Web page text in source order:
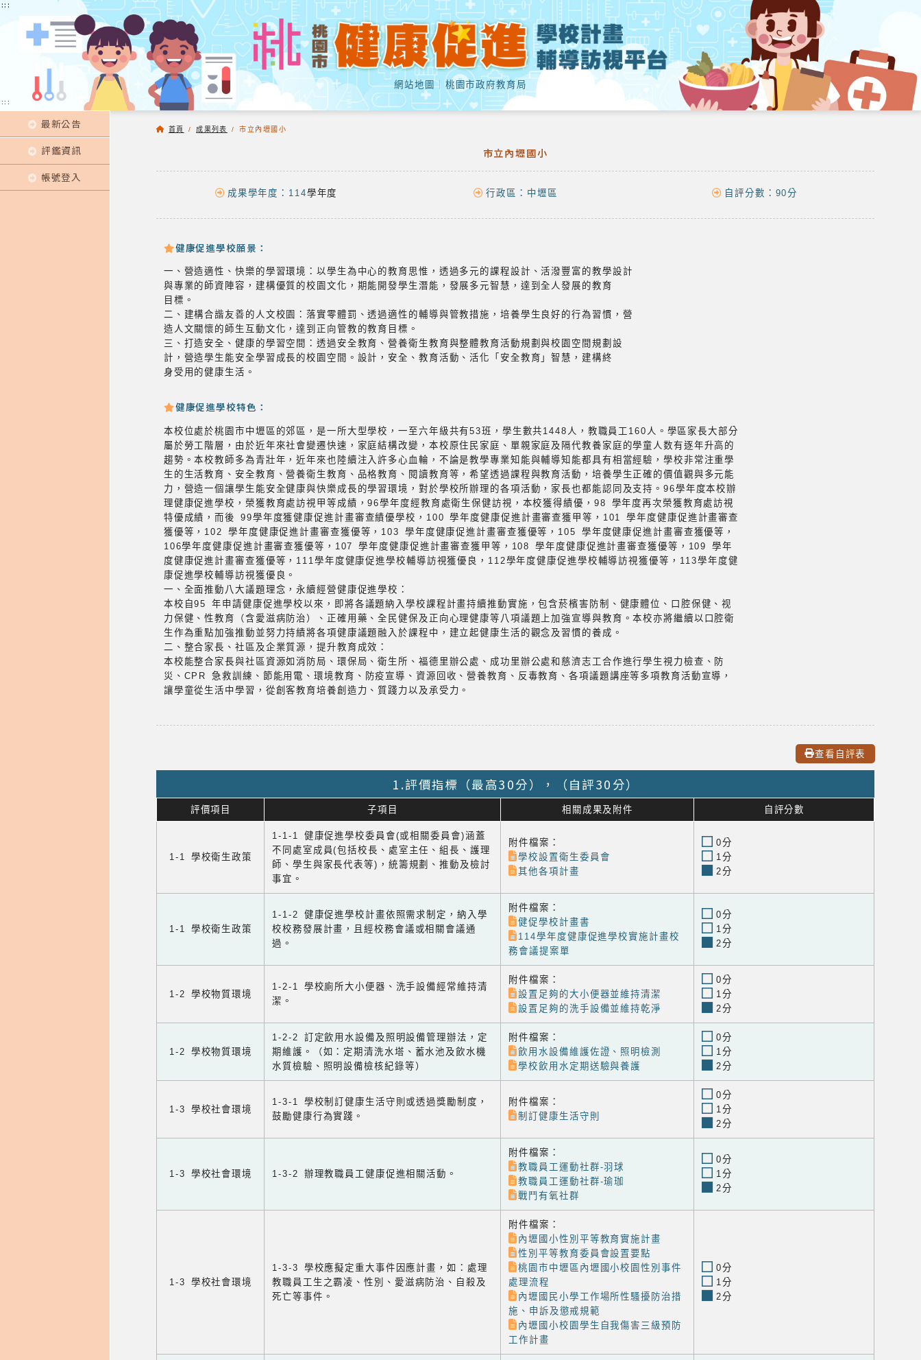
:::
網站地圖｜ 桃園市政府教育局
:::
最新公告
評鑑資訊
帳號登入
首頁 /成果列表 / 市立內壢國小
市立內壢國小
成果學年度：114學年度 行政區： 中壢區 自評分數： 90分
健康促進學校願景：
一、營造適性、快樂的學習環境：以學生為中心的教育思惟，透過多元的課程設計、活潑豐富的教學設計
與專業的師資陣容，建構優質的校園文化，期能開發學生潛能，發展多元智慧，達到全人發展的教育
目標。
二、建構合諧友善的人文校園：落實零體罰、透過適性的輔導與管教措施，培養學生良好的行為習慣，營
造人文關懷的師生互動文化，達到正向管教的教育目標。
三、打造安全、健康的學習空間：透過安全教育、營養衛生教育與整體教育活動規劃與校園空間規劃設
計，營造學生能安全學習成長的校園空間。設計，安全、教育活動、活化「安全教育」智慧，建構終
身受用的健康生活。
健康促進學校特色：
本校位處於桃園市中壢區的郊區，是一所大型學校，一至六年級共有53班，學生數共1448人，教職員工160人。學區家長大部分
屬於勞工階層，由於近年來社會變遷快速，家庭結構改變，本校原住民家庭、單親家庭及隔代教養家庭的學童人数有逐年升高的
趨勢。本校教師多為青壯年，近年來也陸續注入許多心血輪，不論是教學專業知能與輔導知能都具有相當經驗，學校非常注重學
生的生活教育、安全教育、營養衛生教育、品格教育、閱讀教育等，希望透過課程與教育活動，培養學生正確的價值觀與多元能
力，營造一個讓學生能安全健康與快樂成長的學習環境，對於學校所辦理的各項活動，家長也都能認同及支持。96學年度本校辦
理健康促進學校，榮獲教育處訪視甲等成績，96學年度經教育處衛生保健訪視，本校獲得績優，98 學年度再次榮獲教育處訪視
特優成績，而後 99學年度獲健康促進計畫審查績優學校，100 學年度健康促進計畫審查獲甲等，101 學年度健康促進計畫審查
獲優等，102 學年度健康促進計畫審查獲優等，103 學年度健康促進計畫審查獲優等，105 學年度健康促進計畫審查獲優等，
106學年度健康促進計畫審查獲優等，107 學年度健康促進計畫審查獲甲等，108 學年度健康促進計畫審查獲優等，109 學年
度健康促進計畫審查獲優等，111學年度健康促進學校輔導訪視獲優良，112學年度健康促進學校輔導訪視獲優等，113學年度健
康促進學校輔導訪視獲優良。
一、全面推動八大議題理念，永續經營健康促進學校：
本校自95 年申請健康促進學校以來，即將各議題納入學校課程計畫持續推動實施，包含菸檳害防制、健康體位、口腔保健、视
力保健、性教育（含愛滋病防治）、正確用藥、全民健保及正向心理健康等八項議題上加強宣導與教育。本校亦將繼續以口腔衛
生作為重點加強推動並努力持績將各項健康議題融入於課程中，建立起健康生活的觀念及習慣的養成。
二、整合家長、社區及企業質源，提升教育成效：
本校能整合家長與社區資源如消防局、環保局、衛生所、福德里辦公處、成功里辦公處和慈濟志工合作進行學生視力檢查、防
災、CPR 急救訓練、節能用電、環境教育、防疫宣導、資源回收、營養教育、反毒教育、各項議題講座等多項教育活動宣導，
讓學童從生活中學習，從創客教育培養創造力、質踐力以及承受力。
查看自評表
1.評價指標（最高30分），（自評30分）
評價項目 子項目 相關成果及附件 自評分數
1-1 學校衛生政策
1-1-1 健康促進學校委員會(或相關委員會)涵蓋
不同處室成員(包括校長、處室主任、組長、護理
師、學生與家長代表等)，統籌規劃、推動及檢討
事宜。
附件檔案：
學校設置衛生委員會
其他各項計畫
0分
1分
2分
1-1 學校衛生政策
1-1-2 健康促進學校計畫依照需求制定，納入學
校校務發展計畫，且經校務會議或相關會議通
過。
附件檔案：
健促學校計畫書
114學年度健康促進學校實施計畫校
務會議提案單
0分
1分
2分
1-2 學校物質環境
1-2-1 學校廁所大小便器、洗手設備經常維持清
潔。
附件檔案：
設置足夠的大小便器並維持清潔
設置足夠的洗手設備並維持乾淨
0分
1分
2分
1-2 學校物質環境
1-2-2 訂定飲用水設備及照明設備管理辦法，定
期維護。（如：定期清洗水塔、蓄水池及飲水機
水質檢驗、照明設備檢核紀錄等）
附件檔案：
飲用水設備維護佐證、照明檢測
學校飲用水定期送驗與養護
0分
1分
2分
1-3 學校社會環境
1-3-1 學校制訂健康生活守則或透過獎勵制度，
鼓勵健康行為實踐。
附件檔案：
制訂健康生活守則
0分
1分
2分
1-3 學校社會環境 1-3-2 辦理教職員工健康促進相關活動。
附件檔案：
教職員工運動社群-羽球
教職員工運動社群-瑜珈
戰鬥有氧社群
0分
1分
2分
1-3 學校社會環境
1-3-3 學校應擬定重大事件因應計畫，如：處理
教職員工生之霸凌、性別、愛滋病防治、自殺及
死亡等事件。
附件檔案：
內壢國小性別平等教育實施計畫
性別平等教育委員會設置要點
桃園市中壢區內壢國小校園性別事件
處理流程
內壢國民小學工作場所性騷擾防治措
施、申訴及懲戒規範
內壢國小校園學生自我傷害三級預防
工作計畫
0分
1分
2分
:::